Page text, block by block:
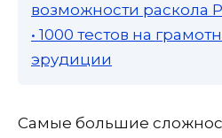
возможности раскола
• 1000 тестов на
эрудиции
Самые большие